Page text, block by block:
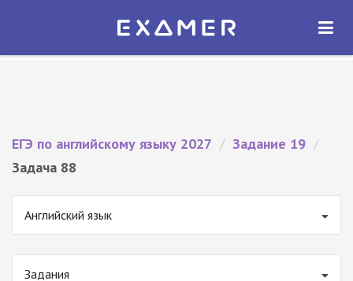
Экзамер — ЕГЭ 2027
ОТКРЫТЬ
ЕГЭ по английскому языку 2027 / Задание 19 /
Задача 88
Английский язык
Задания